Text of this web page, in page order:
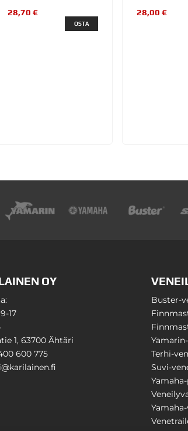
28,70 €
OSTA
28,00 €
OY
17
1, 63700 Ähtäri
600 775
Buster-
Terhi-
Suvi-